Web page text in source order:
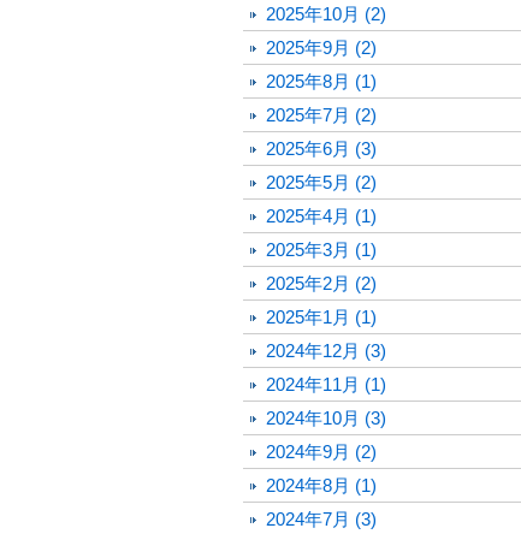
2025年10月 (2)
2025年9月 (2)
2025年8月 (1)
2025年7月 (2)
2025年6月 (3)
2025年5月 (2)
2025年4月 (1)
2025年3月 (1)
2025年2月 (2)
2025年1月 (1)
2024年12月 (3)
2024年11月 (1)
2024年10月 (3)
2024年9月 (2)
2024年8月 (1)
2024年7月 (3)